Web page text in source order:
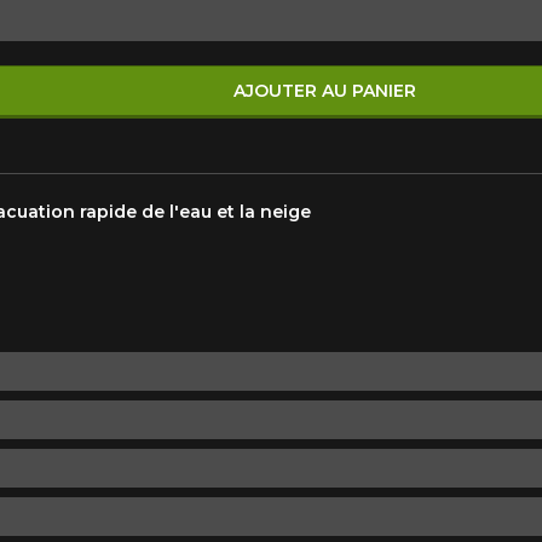
rapide de l'eau et la neige
AJOUTER AU PANIER
une possibilité d'équipement pour votre véhicule, vous devez vérifier